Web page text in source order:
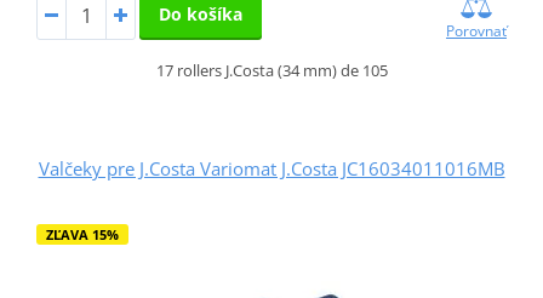
Do košíka
Porovnať
17 rollers J.Costa (34 mm) de 105
Valčeky pre J.Costa Variomat J.Costa JC16034011016MB
ZĽAVA 15%